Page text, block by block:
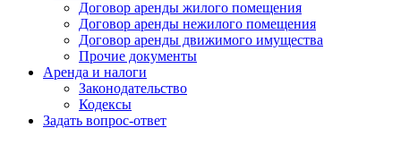
Договор аренды жилого помещения
Договор аренды нежилого помещения
Договор аренды движимого имущества
Прочие документы
Аренда и налоги
Законодательство
Кодексы
Задать вопрос-ответ